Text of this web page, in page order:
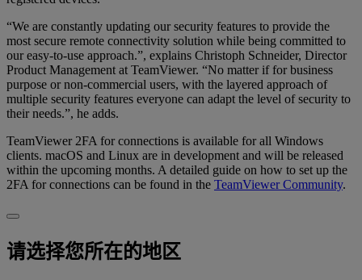
“We are constantly updating our security features to provide the
most secure remote connectivity solution while being committed to
our easy-to-use approach.”, explains Christoph Schneider, Director
Product Management at TeamViewer. “No matter if for business
purpose or non-commercial users, with the layered approach of
multiple security features everyone can adapt the level of security to
their needs.”, he adds.
TeamViewer 2FA for connections is available for all Windows
clients. macOS and Linux are in development and will be released
within the upcoming months. A detailed guide on how to set up the
2FA for connections can be found in the TeamViewer Community.
请选择您所在的地区